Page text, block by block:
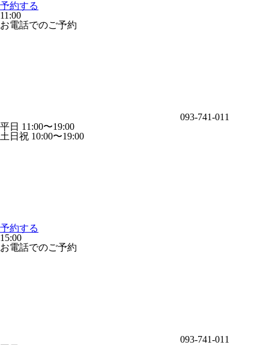
予約する
11:00
お電話でのご予約
093-741-011
平日 11:00〜19:00
土日祝 10:00〜19:00
予約する
15:00
お電話でのご予約
093-741-011